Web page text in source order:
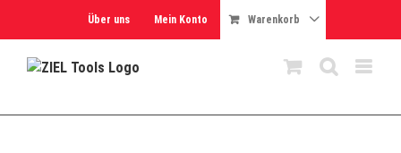
Über uns Mein Konto Warenkorb